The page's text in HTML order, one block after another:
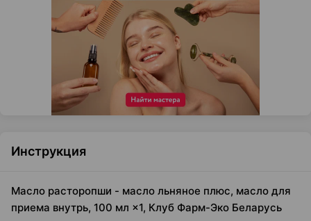
Инструкция
Масло расторопши - масло льняное плюс, масло для
приема внутрь, 100 мл ×1, Клуб Фарм-Эко Беларусь